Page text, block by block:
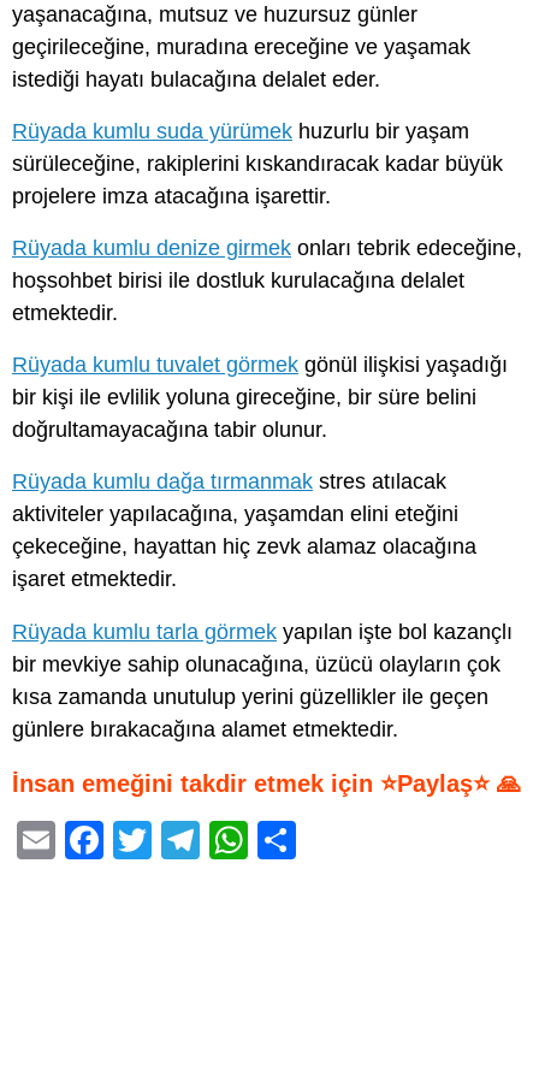
yaşanacağına, mutsuz ve huzursuz günler
geçirileceğine, muradına ereceğine ve yaşamak
istediği hayatı bulacağına delalet eder.
Rüyada kumlu suda yürümek huzurlu bir yaşam
sürüleceğine, rakiplerini kıskandıracak kadar büyük
projelere imza atacağına işarettir.
Rüyada kumlu denize girmek onları tebrik edeceğine,
hoşsohbet birisi ile dostluk kurulacağına delalet
etmektedir.
Rüyada kumlu tuvalet görmek gönül ilişkisi yaşadığı
bir kişi ile evlilik yoluna gireceğine, bir süre belini
doğrultamayacağına tabir olunur.
Rüyada kumlu dağa tırmanmak stres atılacak
aktiviteler yapılacağına, yaşamdan elini eteğini
çekeceğine, hayattan hiç zevk alamaz olacağına
işaret etmektedir.
Rüyada kumlu tarla görmek yapılan işte bol kazançlı
bir mevkiye sahip olunacağına, üzücü olayların çok
kısa zamanda unutulup yerini güzellikler ile geçen
günlere bırakacağına alamet etmektedir.
İnsan emeğini takdir etmek için ⭐Paylaş⭐ 🙏
E
F
T
T
W